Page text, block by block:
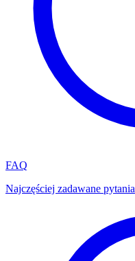
FAQ
Najczęściej zadawane pytania